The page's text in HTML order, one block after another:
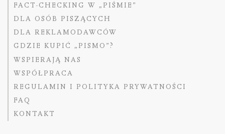
FACT-CHECKING W „PIŚMIE”
DLA OSÓB PISZĄCYCH
DLA REKLAMODAWCÓW
GDZIE KUPIĆ „PISMO”?
WSPIERAJĄ NAS
WSPÓŁPRACA
REGULAMIN I POLITYKA PRYWATNOŚCI
FAQ
KONTAKT